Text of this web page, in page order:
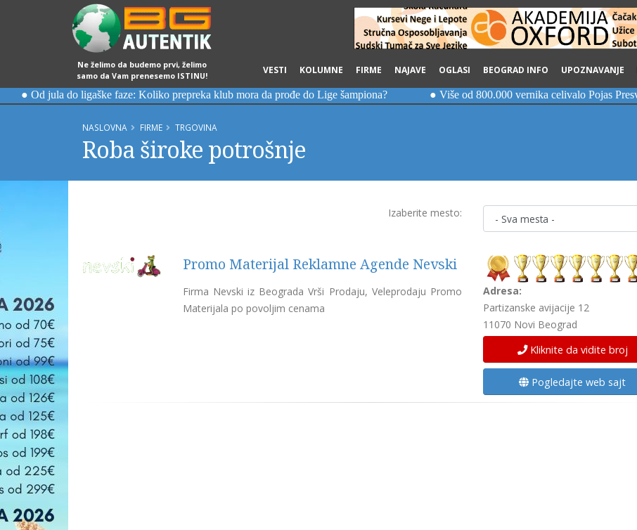
Ne želimo da budemo prvi, želimo
samo da Vam prenesemo ISTINU!
VESTI KOLUMNE FIRME NAJAVE OGLASI BEOGRAD INFO UPOZNAVANJE
NASLOVNA FIRME TRGOVINA
Roba široke potrošnje
Izaberite mesto:
Promo Materijal Reklamne Agende Nevski
Firma Nevski iz Beograda Vrši Prodaju, Veleprodaju Promo
Materijala po povoljim cenama
Adresa:
Partizanske avijacije 12
11070 Novi Beograd
Kliknite da vidite broj
Pogledajte web sajt